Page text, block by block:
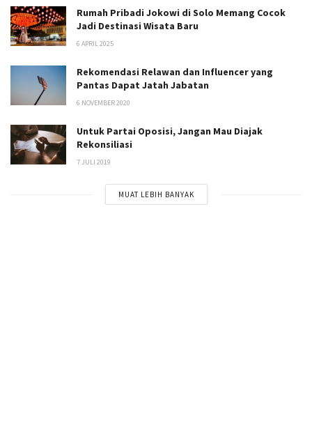
Rumah Pribadi Jokowi di Solo Memang Cocok
Jadi Destinasi Wisata Baru
6 APRIL 2025
Rekomendasi Relawan dan Influencer yang
Pantas Dapat Jatah Jabatan
6 NOVEMBER 2020
Untuk Partai Oposisi, Jangan Mau Diajak
Rekonsiliasi
7 JULI 2019
MUAT LEBIH BANYAK